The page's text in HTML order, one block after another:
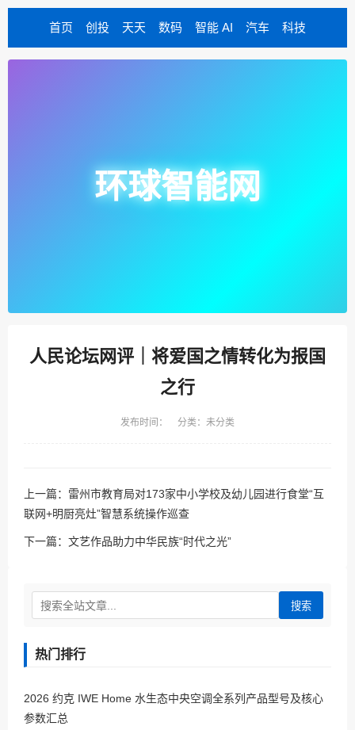
首页 创投 天天 数码 智能 AI 汽车 科技
环球智能网
人民论坛网评｜将爱国之情转化为报国
之行
发布时间： 分类：未分类
上一篇： 雷州市教育局对173家中小学校及幼儿园进行食堂“互
联网+明厨亮灶”智慧系统操作巡查
下一篇： 文艺作品助力中华民族“时代之光”
搜索
热门排行
2026 约克 IWE Home 水生态中央空调全系列产品型号及核心
参数汇总